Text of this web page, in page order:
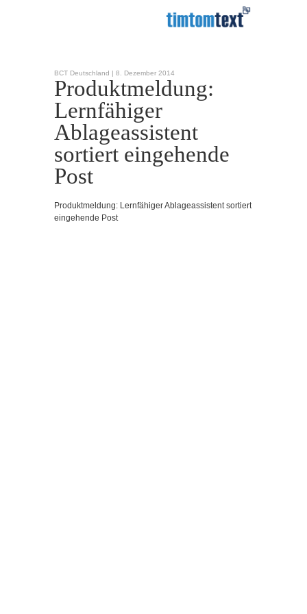
BCT Deutschland | 8. Dezember 2014
Produktmeldung:
Lernfähiger
Ablageassistent
sortiert eingehende
Post
Produktmeldung: Lernfähiger Ablageassistent sortiert
eingehende Post